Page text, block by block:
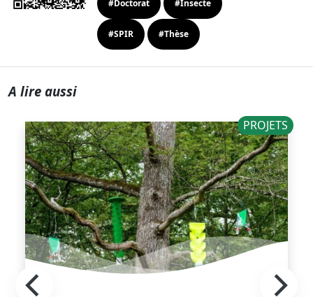
#Doctorat #Insecte
#SPIR #Thèse
A lire aussi
PROJETS